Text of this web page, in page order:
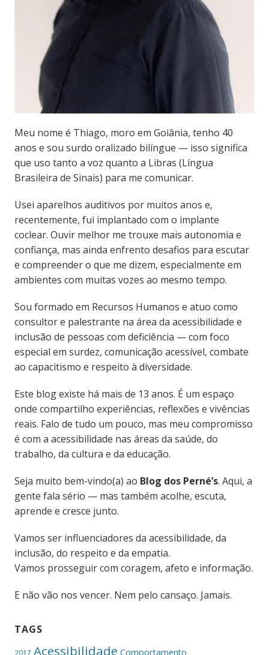
Meu nome é Thiago, moro em Goiânia, tenho 40
anos e sou surdo oralizado bilíngue — isso significa
que uso tanto a voz quanto a Libras (Língua
Brasileira de Sinais) para me comunicar.
Usei aparelhos auditivos por muitos anos e,
recentemente, fui implantado com o implante
coclear. Ouvir melhor me trouxe mais autonomia e
confiança, mas ainda enfrento desafios para escutar
e compreender o que me dizem, especialmente em
ambientes com muitas vozes ao mesmo tempo.
Sou formado em Recursos Humanos e atuo como
consultor e palestrante na área da acessibilidade e
inclusão de pessoas com deficiência — com foco
especial em surdez, comunicação acessível, combate
ao capacitismo e respeito à diversidade.
Este blog existe há mais de 13 anos. É um espaço
onde compartilho experiências, reflexões e vivências
reais. Falo de tudo um pouco, mas meu compromisso
é com a acessibilidade nas áreas da saúde, do
trabalho, da cultura e da educação.
Seja muito bem-vindo(a) ao Blog dos Perné’s. Aqui, a
gente fala sério — mas também acolhe, escuta,
aprende e cresce junto.
Vamos ser influenciadores da acessibilidade, da
inclusão, do respeito e da empatia.
Vamos prosseguir com coragem, afeto e informação.
E não vão nos vencer. Nem pelo cansaço. Jamais.
TAGS
2017 Acessibilidade Comportamento